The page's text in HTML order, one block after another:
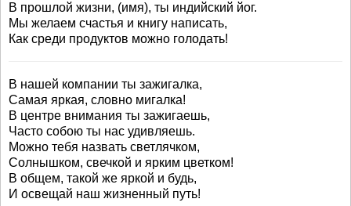
В прошлой жизни, (имя), ты индийский йог.
Мы желаем счастья и книгу написать,
Как среди продуктов можно голодать!
В нашей компании ты зажигалка,
Самая яркая, словно мигалка!
В центре внимания ты зажигаешь,
Часто собою ты нас удивляешь.
Можно тебя назвать светлячком,
Солнышком, свечкой и ярким цветком!
В общем, такой же яркой и будь,
И освещай наш жизненный путь!